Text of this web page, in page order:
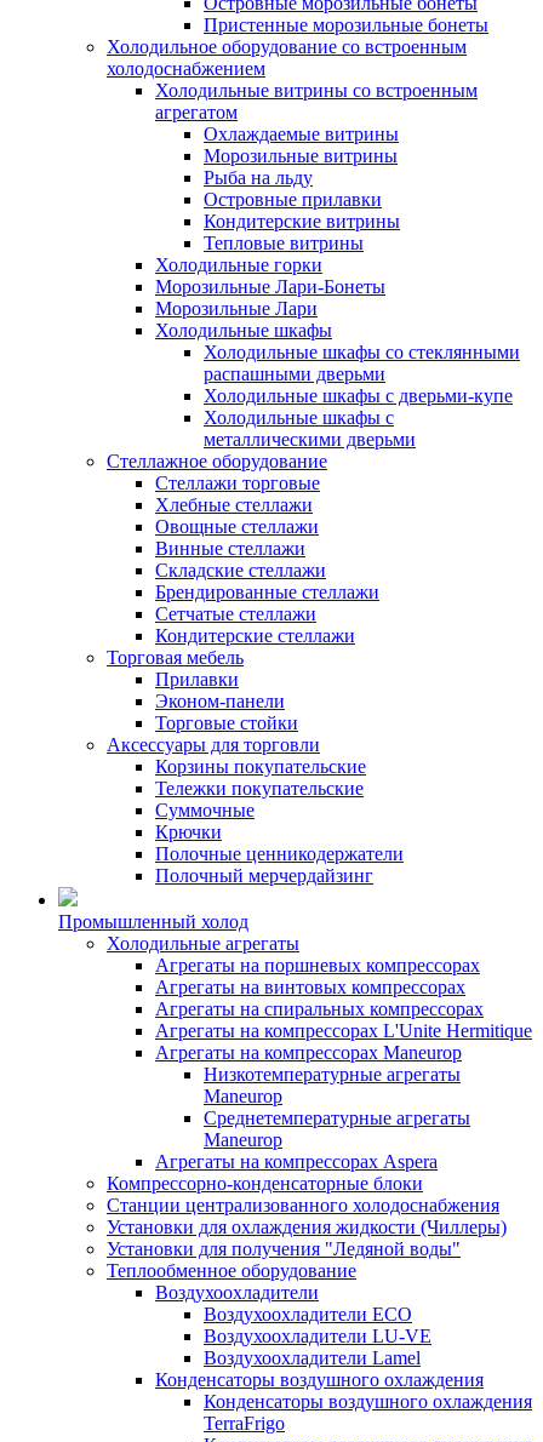
Пристенные морозильные бонеты
Холодильное оборудование со встроенным
холодоснабжением
Холодильные витрины со встроенным
агрегатом
Охлаждаемые витрины
Морозильные витрины
Рыба на льду
Островные прилавки
Кондитерские витрины
Тепловые витрины
Холодильные горки
Морозильные Лари-Бонеты
Морозильные Лари
Холодильные шкафы
Холодильные шкафы со стеклянными
распашными дверьми
Холодильные шкафы с дверьми-купе
Холодильные шкафы с
металлическими дверьми
Стеллажное оборудование
Стеллажи торговые
Хлебные стеллажи
Овощные стеллажи
Винные стеллажи
Складские стеллажи
Брендированные стеллажи
Сетчатые стеллажи
Кондитерские стеллажи
Торговая мебель
Прилавки
Эконом-панели
Торговые стойки
Аксессуары для торговли
Корзины покупательские
Тележки покупательские
Суммочные
Крючки
Полочные ценникодержатели
Полочный мерчердайзинг
Промышленный холод
Холодильные агрегаты
Агрегаты на поршневых компрессорах
Агрегаты на винтовых компрессорах
Агрегаты на спиральных компрессорах
Агрегаты на компрессорах L'Unite Hermitique
Агрегаты на компрессорах Maneurop
Низкотемпературные агрегаты
Maneurop
Среднетемпературные агрегаты
Maneurop
Агрегаты на компрессорах Aspera
Компрессорно-конденсаторные блоки
Станции централизованного холодоснабжения
Установки для охлаждения жидкости (Чиллеры)
Установки для получения "Ледяной воды"
Теплообменное оборудование
Воздухоохладители
Воздухоохладители EСО
Воздухоохладители LU-VE
Воздухоохладители Lamel
Конденсаторы воздушного охлаждения
Конденсаторы воздушного охлаждения
TerraFrigo